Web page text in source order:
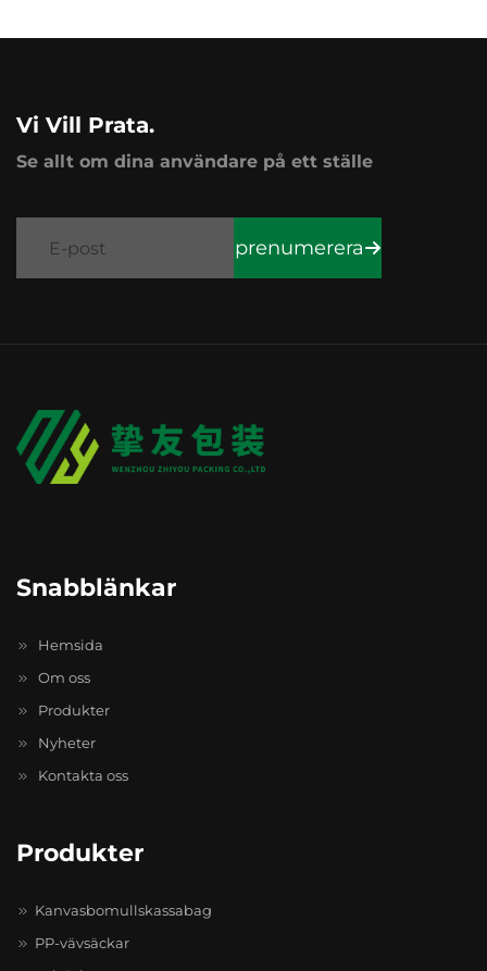
Vi Vill Prata.
Se allt om dina användare på ett ställe
prenumerera
Snabblänkar
Hemsida
Om oss
Produkter
Nyheter
Kontakta oss
Produkter
Kanvasbomullskassabag
PP-vävsäckar